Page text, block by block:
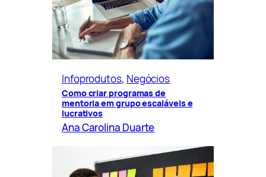
Infoprodutos, Negócios
Como criar programas de
mentoria em grupo escaláveis e
lucrativos
Ana Carolina Duarte